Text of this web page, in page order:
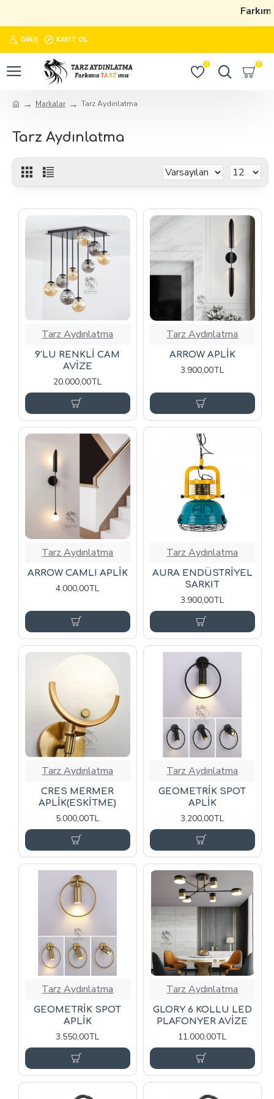
GIRIŞ KAYIT OL
0 0
Markalar Tarz Aydınlatma
Tarz Aydınlatma
Tarz Aydınlatma
9'LU RENKLİ CAM
AVİZE
20.000,00TL
Tarz Aydınlatma
ARROW APLİK
3.900,00TL
Tarz Aydınlatma
ARROW CAMLI APLİK
4.000,00TL
Tarz Aydınlatma
AURA ENDÜSTRİYEL
SARKIT
3.900,00TL
Tarz Aydınlatma
CRES MERMER
APLİK(ESKİTME)
5.000,00TL
Tarz Aydınlatma
GEOMETRİK SPOT
APLİK
3.200,00TL
Tarz Aydınlatma
GEOMETRİK SPOT
APLİK
3.550,00TL
Tarz Aydınlatma
GLORY 6 KOLLU LED
PLAFONYER AVİZE
11.000,00TL